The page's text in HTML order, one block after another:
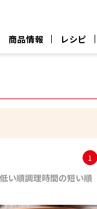
商品情報 レシピ
だし屋の鍋
1
い順調理時間の短い順